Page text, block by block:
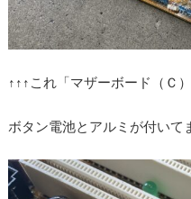
↑↑↑これ「マザーボード（Ｃ
ボタン電池とアルミが付いて